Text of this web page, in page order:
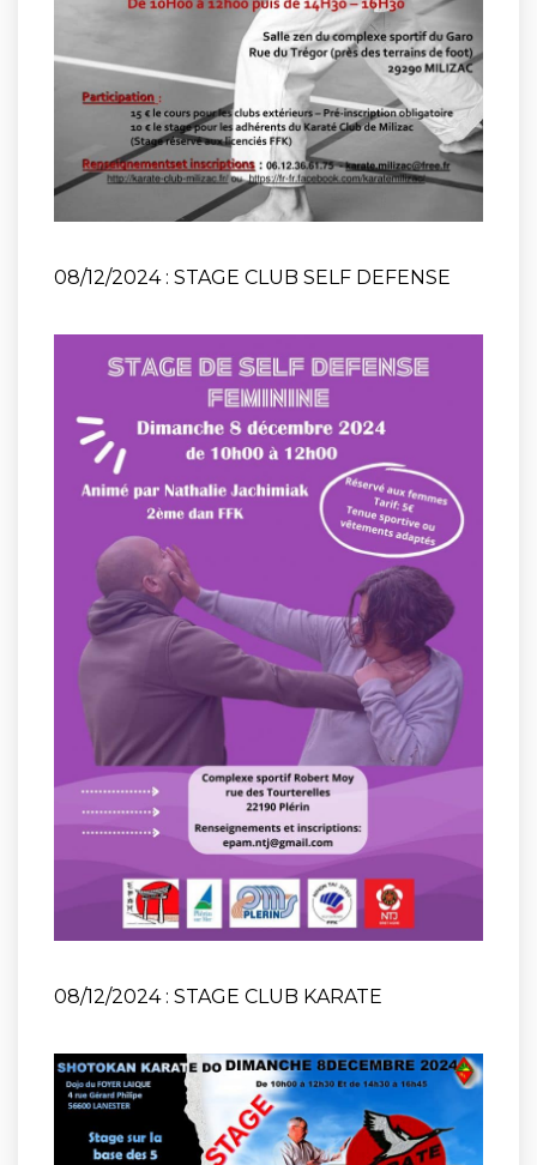
08/12/2024 : STAGE CLUB SELF DEFENSE
08/12/2024 : STAGE CLUB KARATE